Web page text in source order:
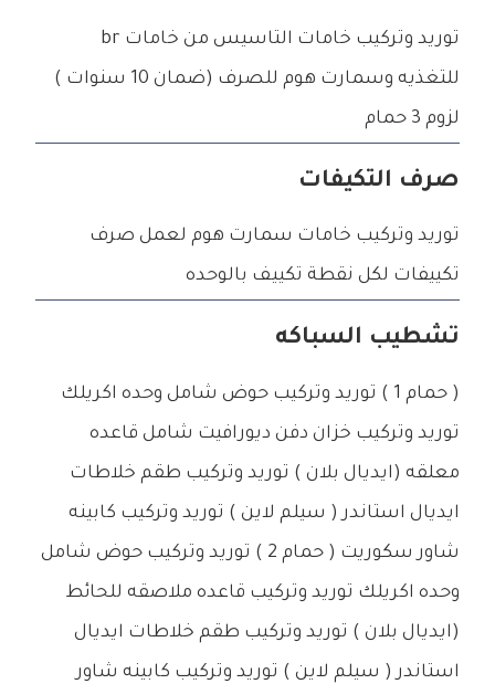
توريد وتركيب خامات التاسيس من خامات br
للتغذيه وسمارت هوم للصرف (ضمان 10 سنوات )
لزوم 3 حمام
صرف التكيفات
توريد وتركيب خامات سمارت هوم لعمل صرف
تكييفات لكل نقطة تكييف بالوحده
تشطيب السباكه
( حمام 1 ) توريد وتركيب حوض شامل وحده اكريلك
توريد وتركيب خزان دفن ديورافيت شامل قاعده
معلقه (ايديال بلان ) توريد وتركيب طقم خلاطات
ايديال استاندر ( سيلم لاين ) توريد وتركيب كابينه
شاور سكوريت ( حمام 2 ) توريد وتركيب حوض شامل
وحده اكريلك توريد وتركيب قاعده ملاصقه للحائط
(ايديال بلان ) توريد وتركيب طقم خلاطات ايديال
استاندر ( سيلم لاين ) توريد وتركيب كابينه شاور